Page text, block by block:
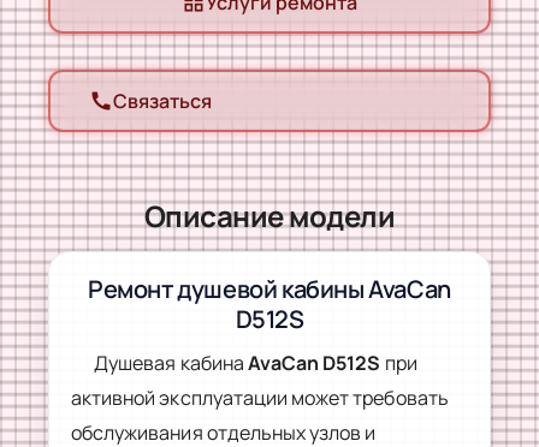
callСвязаться
Описание модели
Ремонт душевой кабины AvaCan
D512S
Душевая кабинаAvaCan D512S при
активной эксплуатации может требовать
обслуживания отдельных узлов и